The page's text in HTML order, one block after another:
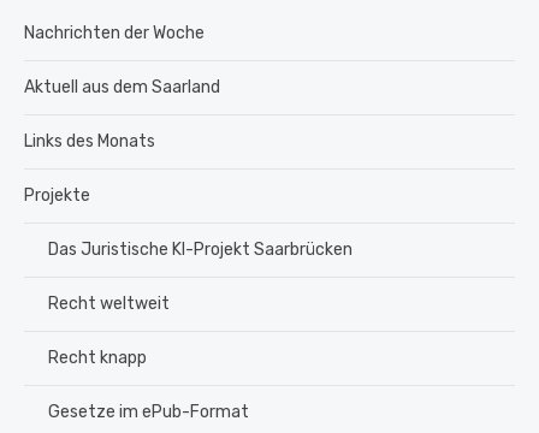
Nachrichten der Woche
Aktuell aus dem Saarland
Links des Monats
Projekte
Das Juristische KI-Projekt Saarbrücken
Recht weltweit
Recht knapp
Gesetze im ePub-Format